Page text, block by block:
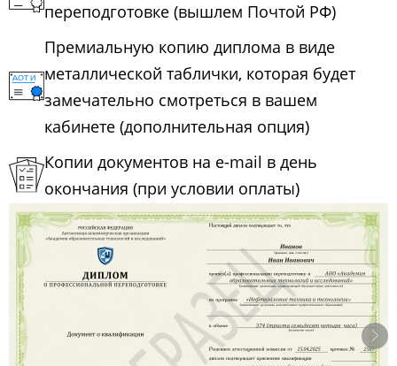
переподготовке (вышлем Почтой РФ)
Премиальную копию диплома в виде
металлической таблички, которая будет
замечательно смотреться в вашем
кабинете (дополнительная опция)
Копии документов на e-mail в день
окончания (при условии оплаты)